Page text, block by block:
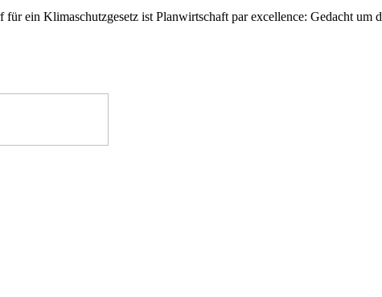
ein Klimaschutzgesetz ist Planwirtschaft par excellence: Gedacht um